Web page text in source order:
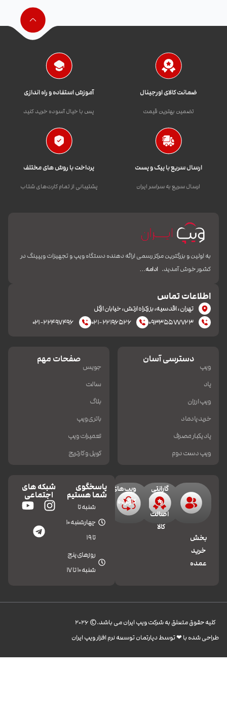
ضمانت کالای اورجینال
تضمین بهترین قیمت
آموزش استفاده و راه اندازی
پس با خیال آسوده خرید کنید
ارسال سریع با پیک و پست
ارسال سریع به سراسر ایران
پرداخت با روش های مختلف
پشتیبانی از تمام کارت‌های شتاب
به اولین و بزرگترین مرکز رسمی ارائه دهنده دستگاه ویپ و تجهیزات ویپینگ در
کشور خوش آمدید. ادامه…
اطلاعات تماس
تهران، اقدسیه، بزرکراه ارتش، خیابان ازگل
۰۹۳۳۵۵۷۷۷۲۳
۰۲۱-۲۲۱۹۶۵۲۶ ۰۲۱-۲۲۴۹۷۴۹۶
دسترسی آسان
ویپ
پاد
ویپ ارزان
خرید پادماد
پاد یکبار مصرف
ویپ دست دوم
صفحات مهم
جویس
سالت
بلاگ
باتری ویپ
تعمیرات ویپ
کویل و کارتریج
بخش
خرید
عمده
گارانتی
و
اصالت
کالا
ویپ‌های
کارکرده
پاسخگوی
شما هستیم
شنبه تا
چهارشنبه 10
تا 19
روزهای پنج
شنبه 10 تا 17
شبکه های
اجتماعی
کليه حقوق متعلق به شرکت ویپ ایران می باشد.© 2026
طراحی شده با ❤︎ توسط دپارتمان توسعه نرم افزار ویپ ایران